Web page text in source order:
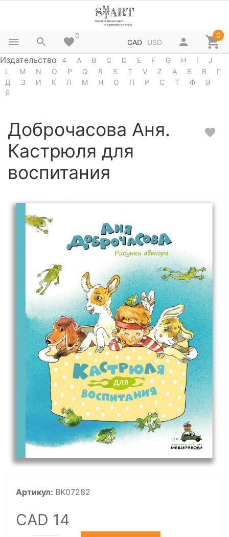
0
CAD USD
0
Издательство 4 A B C D E F G H I
J
L
M N O P Q R S T V Z А Б В
Г
Д
З И К Л М Н О П Р С Т Ф
Э
Я
Доброчасова Аня.
Кастрюля для
воспитания
Артикул: BK07282
CAD 14